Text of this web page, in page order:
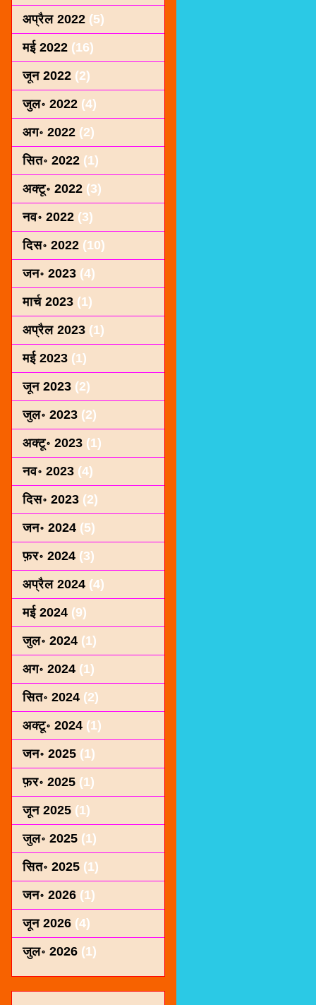
अप्रैल 2022 (5)
मई 2022 (16)
जून 2022 (2)
जुल॰ 2022 (4)
अग॰ 2022 (2)
सित॰ 2022 (1)
अक्टू॰ 2022 (3)
नव॰ 2022 (3)
दिस॰ 2022 (10)
जन॰ 2023 (4)
मार्च 2023 (1)
अप्रैल 2023 (1)
मई 2023 (1)
जून 2023 (2)
जुल॰ 2023 (2)
अक्टू॰ 2023 (1)
नव॰ 2023 (4)
दिस॰ 2023 (2)
जन॰ 2024 (5)
फ़र॰ 2024 (3)
अप्रैल 2024 (4)
मई 2024 (9)
जुल॰ 2024 (1)
अग॰ 2024 (1)
सित॰ 2024 (2)
अक्टू॰ 2024 (1)
जन॰ 2025 (1)
फ़र॰ 2025 (1)
जून 2025 (1)
जुल॰ 2025 (1)
सित॰ 2025 (1)
जन॰ 2026 (1)
जून 2026 (4)
जुल॰ 2026 (1)